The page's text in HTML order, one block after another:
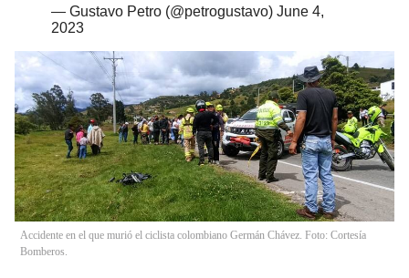
— Gustavo Petro (@petrogustavo) June 4,
2023
Accidente en el que murió el ciclista colombiano Germán Chávez. Foto: Cortesía
Bomberos.